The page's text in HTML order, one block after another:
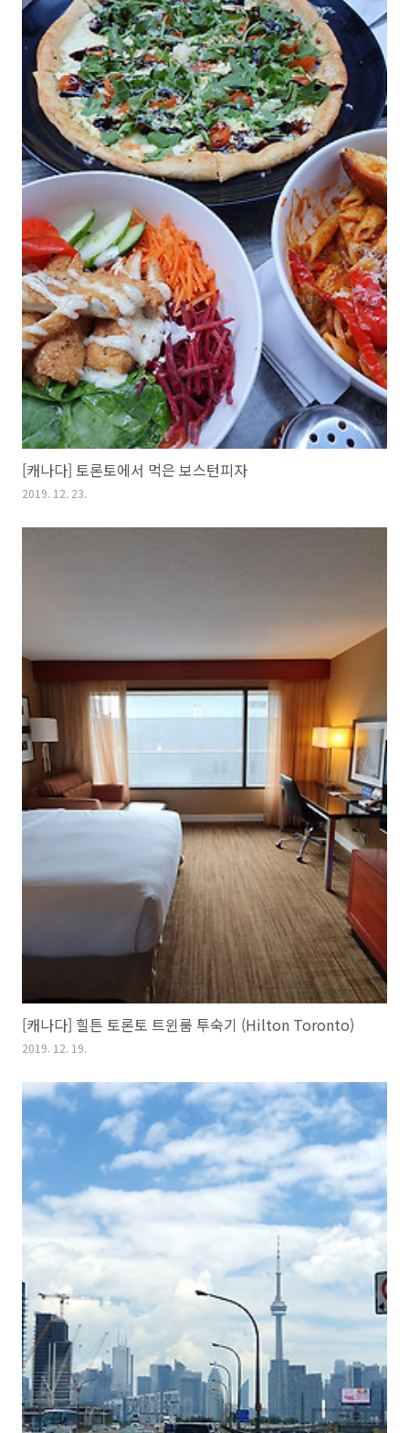
[캐나다] 토론토에서 먹은 보스턴피자
2019. 12. 23.
[캐나다] 힐튼 토론토 트윈룸 투숙기 (Hilton Toronto)
2019. 12. 19.